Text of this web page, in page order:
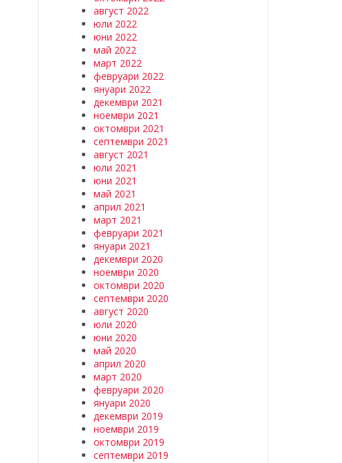
август 2022
юли 2022
юни 2022
май 2022
март 2022
февруари 2022
януари 2022
декември 2021
ноември 2021
октомври 2021
септември 2021
август 2021
юли 2021
юни 2021
май 2021
април 2021
март 2021
февруари 2021
януари 2021
декември 2020
ноември 2020
октомври 2020
септември 2020
август 2020
юли 2020
юни 2020
май 2020
април 2020
март 2020
февруари 2020
януари 2020
декември 2019
ноември 2019
октомври 2019
септември 2019